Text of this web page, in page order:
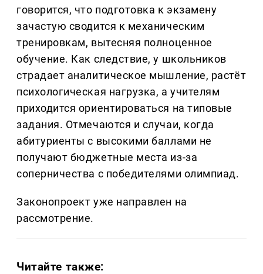
говорится, что подготовка к экзамену
зачастую сводится к механическим
тренировкам, вытесняя полноценное
обучение. Как следствие, у школьников
страдает аналитическое мышление, растёт
психологическая нагрузка, а учителям
приходится ориентироваться на типовые
задания. Отмечаются и случаи, когда
абитуриенты с высокими баллами не
получают бюджетные места из-за
соперничества с победителями олимпиад.
Законопроект уже направлен на
рассмотрение.
Читайте также: